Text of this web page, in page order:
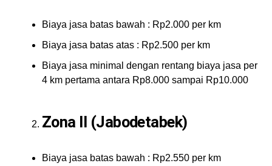
Biaya jasa batas bawah : Rp2.000 per km
Biaya jasa batas atas : Rp2.500 per km
Biaya jasa minimal dengan rentang biaya jasa per
4 km pertama antara Rp8.000 sampai Rp10.000
Zona II (Jabodetabek)
Biaya jasa batas bawah : Rp2.550 per km